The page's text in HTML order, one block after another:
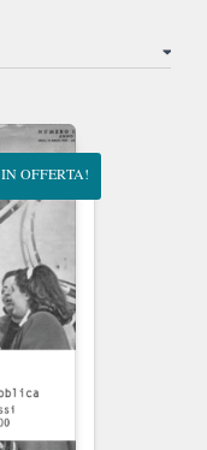
IN OFFERTA!